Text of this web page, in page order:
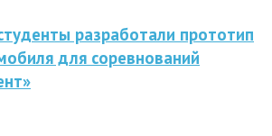
разработали прототип
для соревнований